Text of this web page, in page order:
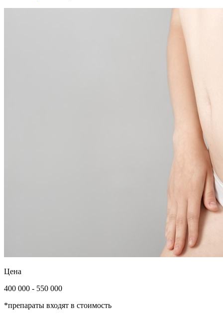
Цена
400 000 - 550 000
*препараты входят в стоимость